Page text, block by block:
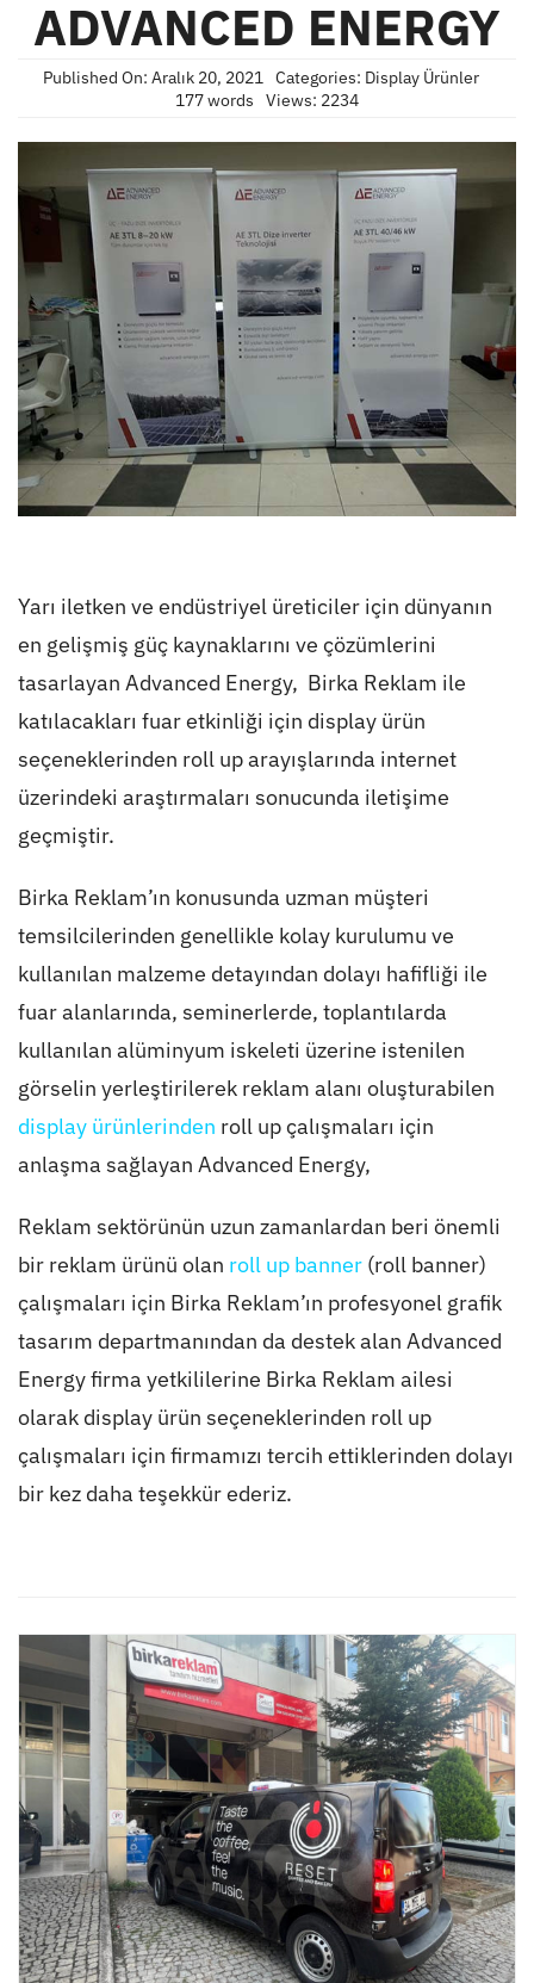
ADVANCED ENERGY
Published On: Aralık 20, 2021 Categories: Display Ürünler
177 words
Views: 2234
Yarı iletken ve endüstriyel üreticiler için dünyanın
en gelişmiş güç kaynaklarını ve çözümlerini
tasarlayan Advanced Energy, Birka Reklam ile
katılacakları fuar etkinliği için display ürün
seçeneklerinden roll up arayışlarında internet
üzerindeki araştırmaları sonucunda iletişime
geçmiştir.
Birka Reklam’ın konusunda uzman müşteri
temsilcilerinden genellikle kolay kurulumu ve
kullanılan malzeme detayından dolayı hafifliği ile
fuar alanlarında, seminerlerde, toplantılarda
kullanılan alüminyum iskeleti üzerine istenilen
görselin yerleştirilerek reklam alanı oluşturabilen
display ürünlerinden roll up çalışmaları için
anlaşma sağlayan Advanced Energy,
Reklam sektörünün uzun zamanlardan beri önemli
bir reklam ürünü olan roll up banner(roll banner)
çalışmaları için Birka Reklam’ın profesyonel grafik
tasarım departmanından da destek alan Advanced
Energy firma yetkililerine Birka Reklam ailesi
olarak display ürün seçeneklerinden roll up
çalışmaları için firmamızı tercih ettiklerinden dolayı
bir kez daha teşekkür ederiz.